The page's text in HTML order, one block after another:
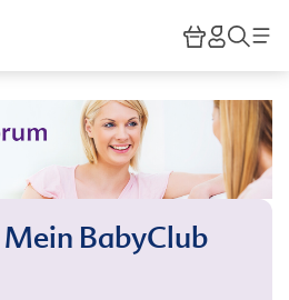
HiPP
Mein BabyClub